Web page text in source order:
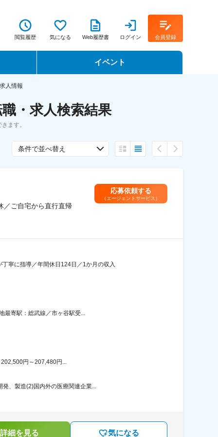
閲覧履歴 気になる Web履歴書 ログイン 会員登録
イベント
転職フェア
人情報
・求人検索結果
ます。
条件で並べ替え
／ご自宅から直行直帰
応募依頼する
（エージェントサービス）
寧に指導／年間休日124日／1か月の収入
寄駅：総武線／市ヶ谷駅受...
円～207,480円...
、製造(2)国内外の医療関連企業...
細を見る 気になる